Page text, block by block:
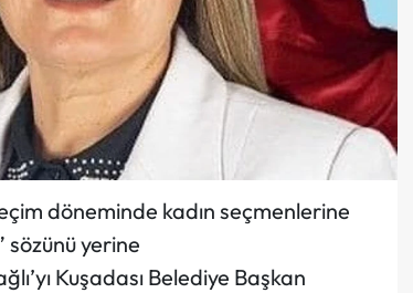
döneminde kadın seçmenlerine
sözünü yerine
Kuşadası Belediye Başkan